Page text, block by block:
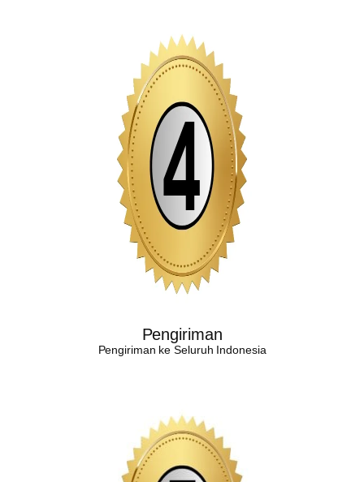
Pengiriman
Pengiriman ke Seluruh Indonesia